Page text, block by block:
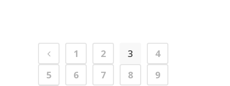
1 2 3
4
5
6 7 8 9